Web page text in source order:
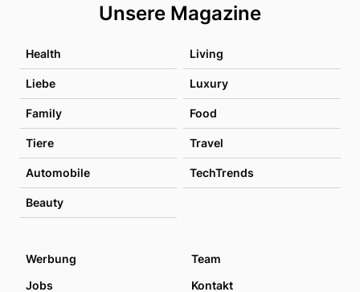
Unsere Magazine
Health Living
Liebe Luxury
Family Food
Tiere Travel
Automobile TechTrends
Beauty
Werbung
Team
Jobs
Kontakt